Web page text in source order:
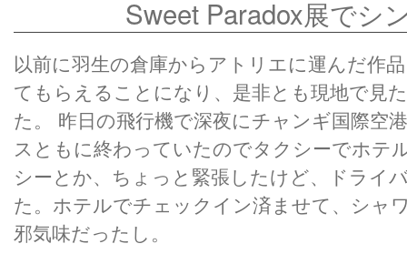
Sweet Paradox展でシ
以前に羽生の倉庫からアトリエに運んだ作
てもらえることになり、是非とも現地で見
た。 昨日の飛行機で深夜にチャンギ国際空
スともに終わっていたのでタクシーでホテ
シーとか、ちょっと緊張したけど、ドライ
た。ホテルでチェックイン済ませて、シャ
邪気味だったし。